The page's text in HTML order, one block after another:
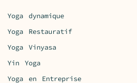
Yoga dynamique
Yoga Restauratif
Yoga Vinyasa
Yin Yoga
Yoga en Entreprise